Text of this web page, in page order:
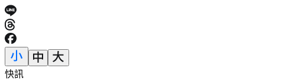
快訊